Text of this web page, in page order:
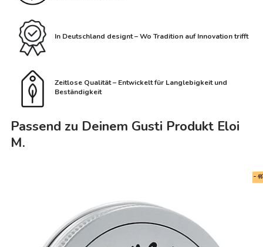
In Deutschland designt – Wo Tradition auf Innovation trifft
Zeitlose Qualität – Entwickelt für Langlebigkeit und
Beständigkeit
Passend zu Deinem Gusti Produkt Eloi
M.
-